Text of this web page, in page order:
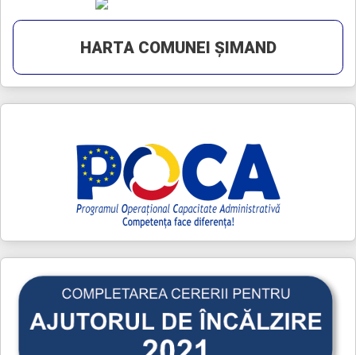
HARTA COMUNEI ȘIMAND